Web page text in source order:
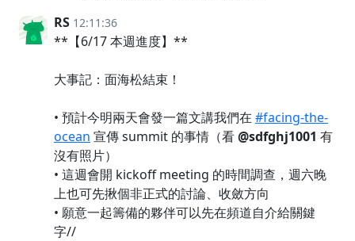
RS 12:11:36
**【6/17 本週進度】**
大事記：面海松結束！
• 預計今明兩天會發一篇文講我們在 #facing-the-
ocean 宣傳 summit 的事情（看@sdfghj1001 有
沒有照片）
• 這週會開 kickoff meeting 的時間調查，週六晚
上也可先揪個非正式的討論、收斂方向
• 願意一起籌備的夥伴可以先在頻道自介給關鍵
字//